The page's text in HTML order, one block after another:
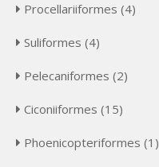
Procellariiformes (4)
Suliformes (4)
Pelecaniformes (2)
Ciconiiformes (15)
Phoenicopteriformes (1)